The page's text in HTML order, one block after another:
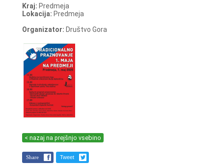
Kraj: Predmeja
Lokacija: Predmeja
Organizator: Društvo Gora
< nazaj na prejšnjo vsebino
Share Tweet